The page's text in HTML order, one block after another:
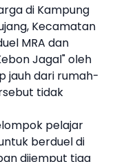
di Kampung
Kecamatan
MRA dan
Jagal" oleh
jauh dari rumah-
tidak
pelajar
berduel di
dijemput tiga